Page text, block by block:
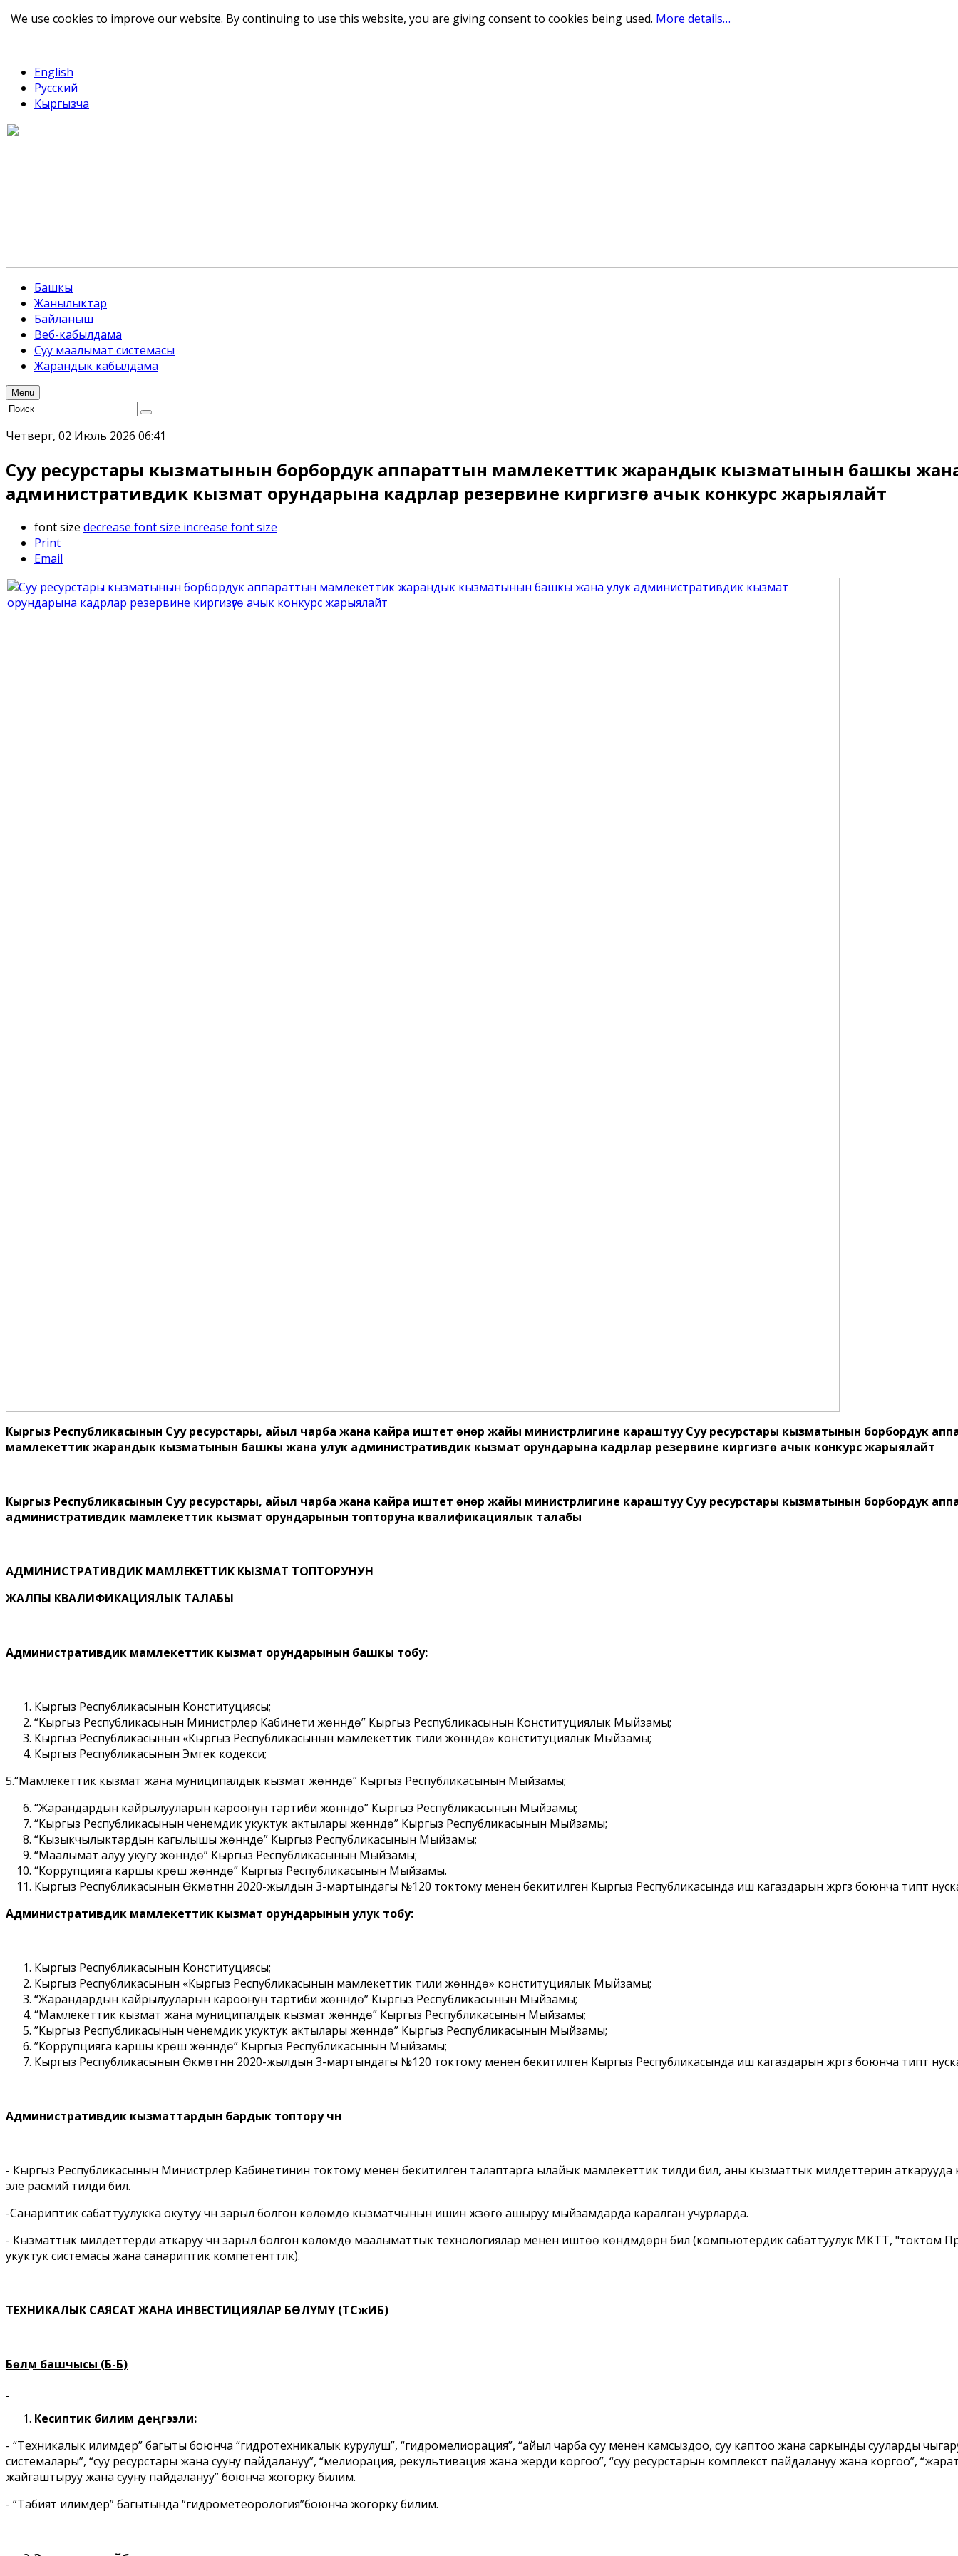
English
Русский
Кыргызча
Башкы
Жанылыктар
Байланыш
Веб-кабылдама
Суу маалымат системасы
Жарандык кабылдама
Menu
Четверг, 02 Июль 2026 06:41
Суу ресурстары кызматынын борбордук аппараттын мамлекеттик жарандык кызматынын башкы
административдик кызмат орундарына кадрлар резервине киргизүүгө ачык конкурс жарыялайт
font size decrease font size increase font size
Print
Email
Кыргыз Республикасынын Суу ресурстары, айыл чарба жана кайра иштетүү өнөр жайы министрлигине караштуу Суу ресурстары кызматынын борбордук
мамлекеттик жарандык кызматынын башкы жана улук административдик кызмат орундарына кадрлар резервине киргизүүгө ачык конкурс жарыялайт
Кыргыз Республикасынын Суу ресурстары, айыл чарба жана кайра иштетүү өнөр жайы министрлигине караштуу Суу ресурстары кызматынын борбордук
административдик мамлекеттик кызмат орундарынын топторуна квалификациялык талабы
АДМИНИСТРАТИВДИК МАМЛЕКЕТТИК КЫЗМАТ ТОПТОРУНУН
ЖАЛПЫ КВАЛИФИКАЦИЯЛЫК ТАЛАБЫ
Административдик мамлекеттик кызмат орундарынын башкы тобу:
Кыргыз Республикасынын Конституциясы;
“Кыргыз Республикасынын Министрлер Кабинети жөнүндө” Кыргыз Республикасынын Конституциялык Мыйзамы;
Кыргыз Республикасынын «Кыргыз Республикасынын мамлекеттик тили жөнүндө» конституциялык Мыйзамы;
Кыргыз Республикасынын Эмгек кодекси;
5.“Мамлекеттик кызмат жана муниципалдык кызмат жөнүндө” Кыргыз Республикасынын Мыйзамы;
“Жарандардын кайрылууларын кароонун тартиби жөнүндө” Кыргыз Республикасынын Мыйзамы;
“Кыргыз Республикасынын ченемдик укуктук актылары жөнүндө” Кыргыз Республикасынын Мыйзамы;
“Кызыкчылыктардын кагылышы жөнүндө” Кыргыз Республикасынын Мыйзамы;
“Маалымат алуу укугу жөнүндө” Кыргыз Республикасынын Мыйзамы;
“Коррупцияга каршы күрөшүү жөнүндө” Кыргыз Республикасынын Мыйзамы.
Кыргыз Республикасынын Өкмөтүнүн 2020-жылдын 3-мартындагы №120 токтому менен бекитилген Кыргыз Республикасында иш кагаздарын жүргүзүү боюнча типтүү
Административдик мамлекеттик кызмат орундарынын улук тобу:
Кыргыз Республикасынын Конституциясы;
Кыргыз Республикасынын «Кыргыз Республикасынын мамлекеттик тили жөнүндө» конституциялык Мыйзамы;
“Жарандардын кайрылууларын кароонун тартиби жөнүндө” Кыргыз Республикасынын Мыйзамы;
“Мамлекеттик кызмат жана муниципалдык кызмат жөнүндө” Кыргыз Республикасынын Мыйзамы;
”Кыргыз Республикасынын ченемдик укуктук актылары жөнүндө” Кыргыз Республикасынын Мыйзамы;
”Коррупцияга каршы күрөшүү жөнүндө” Кыргыз Республикасынын Мыйзамы;
Кыргыз Республикасынын Өкмөтүнүн 2020-жылдын 3-мартындагы №120 токтому менен бекитилген Кыргыз Республикасында иш кагаздарын жүргүзүү боюнча типтүү
Административдик кызматтардын бардык топтору үчүн
- Кыргыз Республикасынын Министрлер Кабинетинин токтому менен бекитилген талаптарга ылайык мамлекеттик тилди билүү, аны кызматтык милдеттерин
эле расмий тилди билүү.
-Санариптик сабаттуулукка окутуу үчүн зарыл болгон көлөмдө кызматчынын ишин жүзөгө ашыруу мыйзамдарда каралган учурларда.
- Кызматтык милдеттерди аткаруу үчүн зарыл болгон көлөмдө маалыматтык технологиялар менен иштөө көндүмдөрүн билүү (компьютердик сабаттуулук МКТТ, "токтом
укуктук системасы жана санариптик компетенттүүлүк).
ТЕХНИКАЛЫК САЯСАТ ЖАНА ИНВЕСТИЦИЯЛАР БӨЛҮМҮ (ТСжИБ)
Бөлүм башчысы (Б-Б)
Кесиптик билим деңгээли:
- “Техникалык илимдер” багыты боюнча “гидротехникалык курулуш”, “гидромелиорация”, “айыл чарба суу менен камсыздоо, суу каптоо жана саркынды сууларды
системалары”, “суу ресурстары жана сууну пайдалануу”, “мелиорация, рекультивация жана жерди коргоо”, “суу ресурстарын комплекстүү пайдалануу жана коргоо”,
жайгаштыруу жана сууну пайдалануу” боюнча жогорку билим.
- “Табият илимдер” багытында “гидрометеорология”боюнча жогорку билим.
We use cookies to improve our website. By continuing to use this website, you are giving consent to cookies being used. More details…